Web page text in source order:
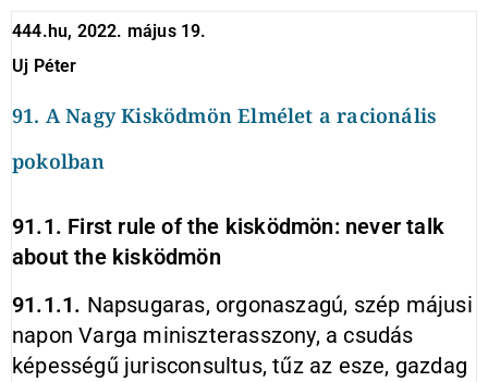
444.hu, 2022. május 19.
Uj Péter
91. A Nagy Kisködmön Elmélet a racionális
pokolban
91.1. First rule of the kisködmön: never talk
about the kisködmön
91.1.1. Napsugaras, orgonaszagú, szép májusi
napon Varga miniszterasszony, a csudás
képességű jurisconsultus, tűz az esze, gazdag